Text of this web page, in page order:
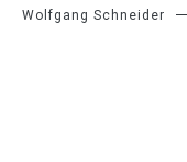
Wolfgang Schneider